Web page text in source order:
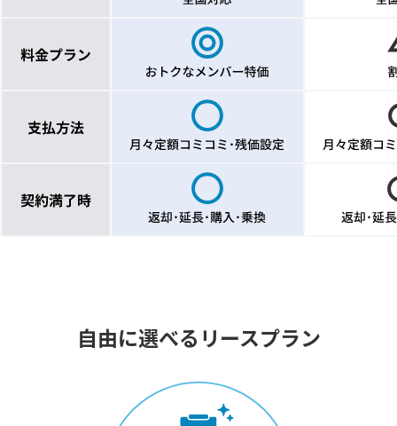
自由に選べるリースプラン